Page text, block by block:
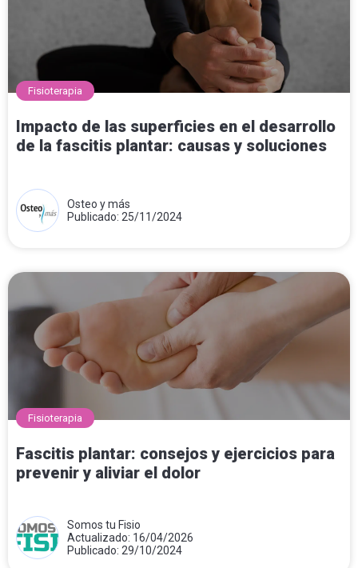
Fisioterapia
Impacto de las superficies en el desarrollo
de la fascitis plantar: causas y soluciones
Osteo y más
Publicado: 25/11/2024
Fisioterapia
Fascitis plantar: consejos y ejercicios para
prevenir y aliviar el dolor
Somos tu Fisio
Actualizado: 16/04/2026
Publicado: 29/10/2024